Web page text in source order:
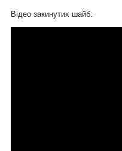
Відео закинутих шайб: